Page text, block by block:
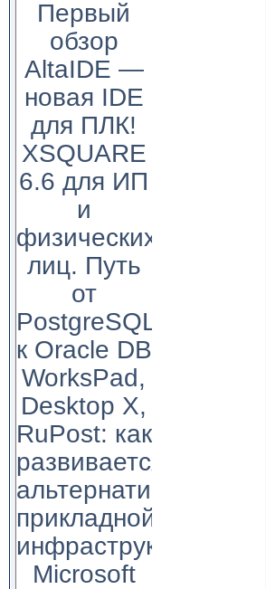
Первый
обзор
AltaIDE —
новая IDE
для ПЛК!
XSQUARE
6.6 для ИП
и
физических
лиц. Путь
от
PostgreSQL
к Oracle DB
WorksPad,
Desktop X,
RuPost: как
развивается
альтернатива
прикладной
инфраструктуре
Microsoft